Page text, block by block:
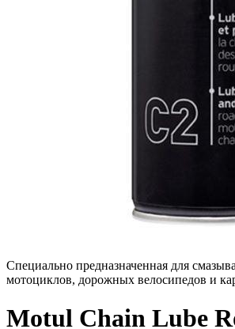
Специально предназначенная для
мотоциклов, дорожных велосипедов и
Motul Chain Lube